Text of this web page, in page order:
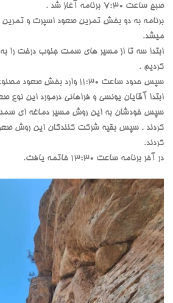
صبح ساعت 7:30 برنامه آغاز شد .
برنامه به دو بخش تمرین صعود اسپرت و
میشد.
ابتدا سه تا از مسیر های سمت جنوب درخت را
کردیم .
سپس حدود ساعت 11:30 وارد بخش صعود مصنوعی شدیم .
ابتدا آقایان یونسی و فراهانی درمورد این نوع
سپس خودشان به این روش مسیر دماغه ای
کردند . سپس بقیه شرکت کنندگان این روش
کردند.
در آخر برنامه ساعت 13:30 خاتمه یافت.